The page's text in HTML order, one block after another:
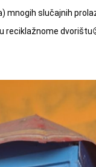
slučajnih
reciklažnome